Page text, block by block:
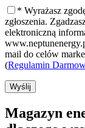
* Wyrażasz
zgłoszenia.
elektroniczną
mail do celów
(Regulamin
Wyślij
Magazyn